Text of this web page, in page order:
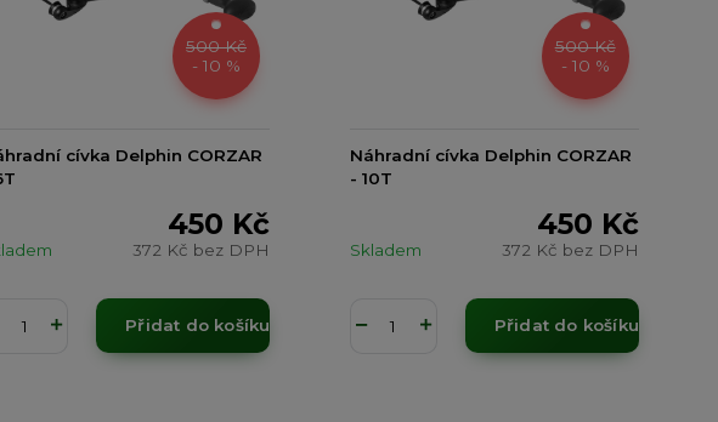
500 Kč
- 10 %
cívka Delphin CORZAR
450 Kč
372 Kč bez DPH
Přidat do košíku
500 Kč
- 10 %
Náhradní cívka Delphin CORZAR
- 10T
450 Kč
372 Kč bez DPH
Skladem
Přidat do košíku